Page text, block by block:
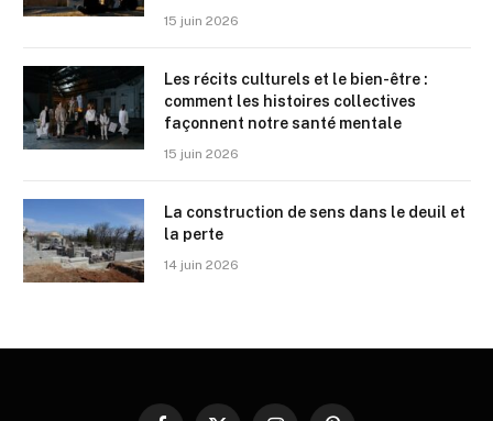
15 juin 2026
Les récits culturels et le bien-être :
comment les histoires collectives
façonnent notre santé mentale
15 juin 2026
La construction de sens dans le deuil et
la perte
14 juin 2026